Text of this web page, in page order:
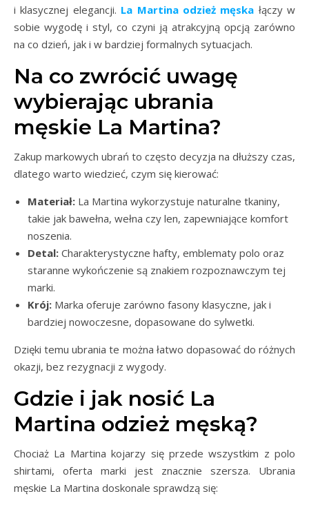
i klasycznej elegancji. La Martina odzież męska łączy w
sobie wygodę i styl, co czyni ją atrakcyjną opcją zarówno
na co dzień, jak i w bardziej formalnych sytuacjach.
Na co zwrócić uwagę
wybierając ubrania
męskie La Martina?
Zakup markowych ubrań to często decyzja na dłuższy czas,
dlatego warto wiedzieć, czym się kierować:
Materiał: La Martina wykorzystuje naturalne tkaniny,
takie jak bawełna, wełna czy len, zapewniające komfort
noszenia.
Detal: Charakterystyczne hafty, emblematy polo oraz
staranne wykończenie są znakiem rozpoznawczym tej
marki.
Krój: Marka oferuje zarówno fasony klasyczne, jak i
bardziej nowoczesne, dopasowane do sylwetki.
Dzięki temu ubrania te można łatwo dopasować do różnych
okazji, bez rezygnacji z wygody.
Gdzie i jak nosić La
Martina odzież męską?
Chociaż La Martina kojarzy się przede wszystkim z polo
shirtami, oferta marki jest znacznie szersza. Ubrania
męskie La Martina doskonale sprawdzą się: